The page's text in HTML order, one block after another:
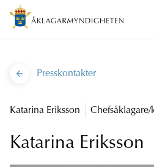
Presskontakter
Katarina Eriksson
Katarina Eriksson